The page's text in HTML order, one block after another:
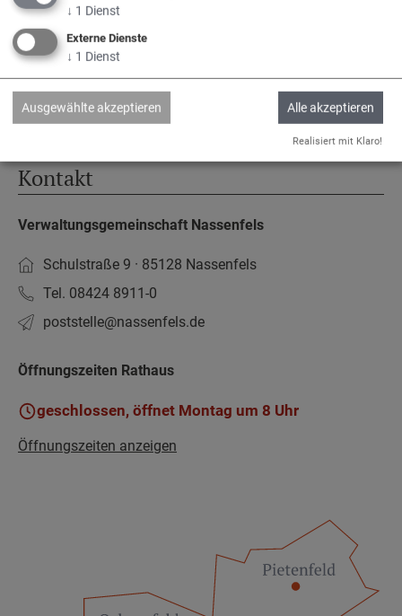
Datenschutz
Barrierefreiheit
Bürgerservice-Portal
Kontakt
Verwaltungsgemeinschaft Nassenfels
Schulstraße 9 · 85128 Nassenfels
Tel. 08424 8911-0
poststelle­@nassenfels.de
Öffnungszeiten Rathaus
geschlossen, öffnet Montag um 8 Uhr
Öffnungszeiten anzeigen
↓ 1 Dienst
Externe Dienste
↓ 1 Dienst
Ausgewählte akzeptieren Alle akzeptieren
Realisiert mit Klaro!